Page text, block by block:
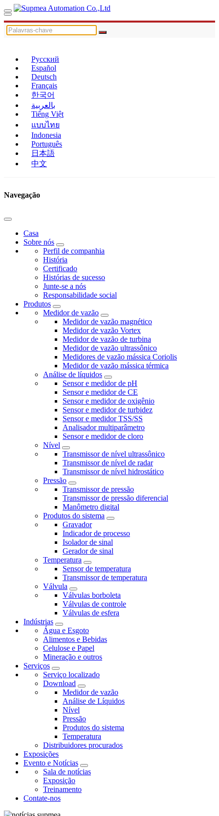
Русский
Español
Deutsch
Français
한국어
بالعربية
Tiếng Việt
แบบไทย
Indonesia
Português
日本語
中文
Navegação
Casa
Sobre nós
Perfil de companhia
História
Certificado
Histórias de sucesso
Junte-se a nós
Responsabilidade social
Produtos
Medidor de vazão
Medidor de vazão magnético
Medidor de vazão Vortex
Medidor de vazão de turbina
Medidor de vazão ultrassônico
Medidores de vazão mássica Coriolis
Medidor de vazão mássica térmica
Análise de líquidos
Sensor e medidor de pH
Sensor e medidor de CE
Sensor e medidor de oxigênio
Sensor e medidor de turbidez
Sensor e medidor TSS/SS
Analisador multiparâmetro
Sensor e medidor de cloro
Nível
Transmissor de nível ultrassônico
Transmissor de nível de radar
Transmissor de nível hidrostático
Pressão
Transmissor de pressão
Transmissor de pressão diferencial
Manômetro digital
Produtos do sistema
Gravador
Indicador de processo
Isolador de sinal
Gerador de sinal
Temperatura
Sensor de temperatura
Transmissor de temperatura
Válvula
Válvulas borboleta
Válvulas de controle
Válvulas de esfera
Indústrias
Água e Esgoto
Alimentos e Bebidas
Celulose e Papel
Mineração e outros
Serviços
Serviço localizado
Download
Medidor de vazão
Análise de Líquidos
Nível
Pressão
Produtos do sistema
Temperatura
Distribuidores procurados
Exposições
Evento e Notícias
Sala de notícias
Exposição
Treinamento
Contate-nos